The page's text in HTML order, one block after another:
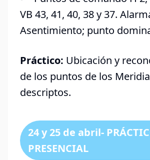
VB 43, 41, 40, 38 y 37.
Asentimiento; punto
Práctico: Ubicación y
de los puntos de los
descriptos.
24 y 25 de abril-
PRESENCIAL